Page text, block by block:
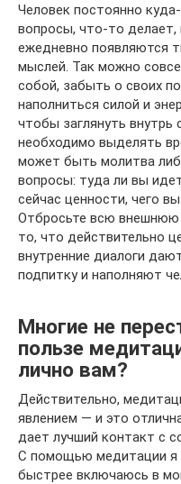
Человек постоянно
вопросы, что-то делает,
ежедневно появляются
мыслей. Так можно
собой, забыть о своих
наполниться силой и
чтобы заглянуть внутрь
необходимо выделять
может быть молитва
вопросы: туда ли вы
сейчас ценности, чего
Отбросьте всю внешнюю
то, что действительно
внутренние диалоги
подпитку и наполняют
Многие не
пользе
лично вам?
Действительно,
явлением — и это
дает лучший контакт с
С помощью медитации я
быстрее включаюсь в